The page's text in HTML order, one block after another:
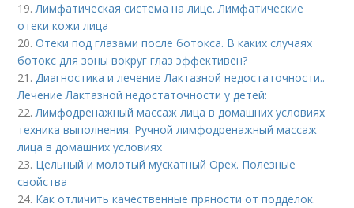
19.Лимфатическая система на лице. Лимфатические
отеки кожи лица
20.Отеки под глазами после ботокса. В каких случаях
ботокс для зоны вокруг глаз эффективен?
21.Диагностика и лечение Лактазной недостаточности..
Лечение Лактазной недостаточности у детей:
22.Лимфодренажный массаж лица в домашних условиях
техника выполнения. Ручной лимфодренажный массаж
лица в домашних условиях
23. Цельный и молотый мускатный Орех. Полезные
свойства
24. Как отличить качественные пряности от подделок.